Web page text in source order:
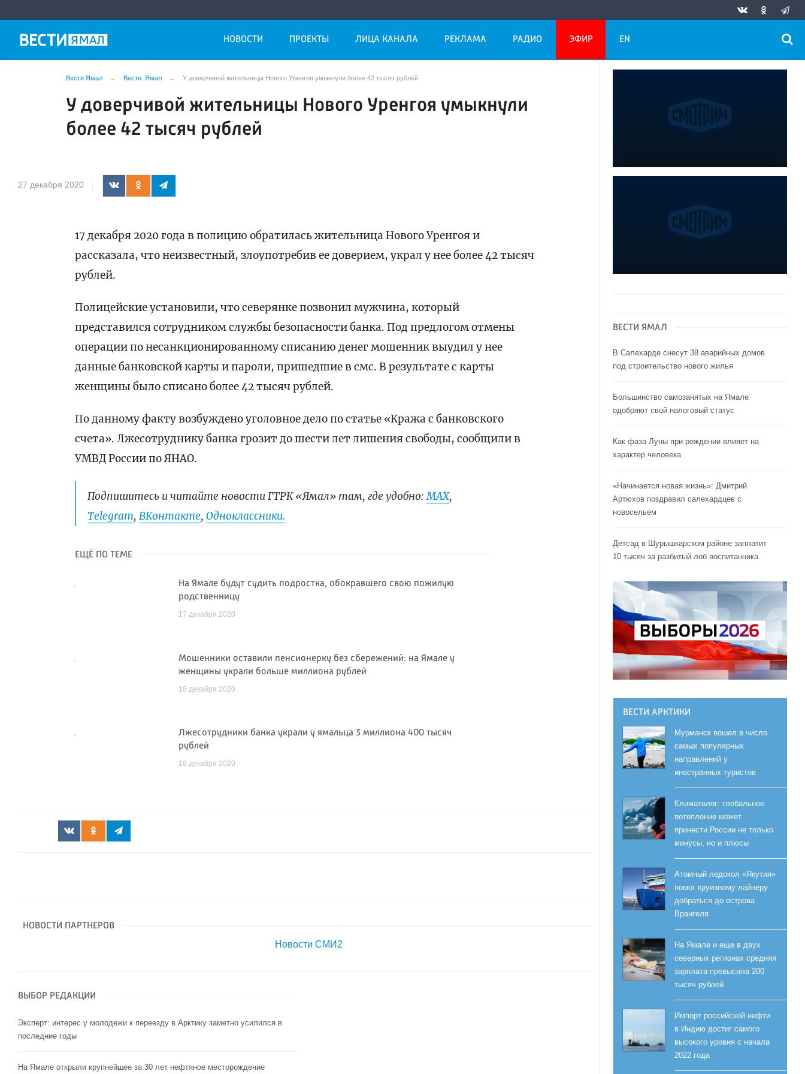
НОВОСТИ ПРОЕКТЫ ЛИЦА КАНАЛА РЕКЛАМА РАДИО ЭФИР EN
Вести Ямал Вести. Ямал У доверчивой жительницы Нового Уренгоя умыкнули более 42 тысяч рублей
У доверчивой жительницы Нового Уренгоя умыкнули
более 42 тысяч рублей
27 декабря 2020
17 декабря 2020 года в полицию обратилась жительница Нового Уренгоя и
рассказала, что неизвестный, злоупотребив ее доверием, украл у нее более 42 тысяч
рублей.
Полицейские установили, что северянке позвонил мужчина, который
представился сотрудником службы безопасности банка. Под предлогом отмены
операции по несанкционированному списанию денег мошенник выудил у нее
данные банковской карты и пароли, пришедшие в смс. В результате с карты
женщины было списано более 42 тысяч рублей.
По данному факту возбуждено уголовное дело по статье «Кража с банковского
счета». Лжесотруднику банка грозит до шести лет лишения свободы, сообщили в
УМВД России по ЯНАО.
Подпишитесь и читайте новости ГТРК «Ямал» там, где удобно:МАХ,
Telegram,ВКонтакте,Одноклассники.
ЕЩЁ ПО ТЕМЕ
На Ямале будут судить подростка, обокравшего свою пожилую
родственницу
17 декабря 2020
Мошенники оставили пенсионерку без сбережений: на Ямале у
женщины украли больше миллиона рублей
18 декабря 2020
Лжесотрудники банка украли у ямальца 3 миллиона 400 тысяч
рублей
18 декабря 2020
НОВОСТИ ПАРТНЕРОВ
Новости СМИ2
ВЫБОР РЕДАКЦИИ
Эксперт: интерес у молодежи к переезду в Арктику заметно усилился в
последние годы
На Ямале открыли крупнейшее за 30 лет нефтяное месторождение
ВЕСТИ ЯМАЛ
В Салехарде снесут 38 аварийных домов
под строительство нового жилья
Большинство самозанятых на Ямале
одобряют свой налоговый статус
Как фаза Луны при рождении влияет на
характер человека
«Начинается новая жизнь»: Дмитрий
Артюхов поздравил салехардцев с
новосельем
Детсад в Шурышкарском районе заплатит
10 тысяч за разбитый лоб воспитанника
ВЕСТИ АРКТИКИ
Мурманск вошел в число
самых популярных
направлений у
иностранных туристов
Климатолог: глобальное
потепление может
принести России не только
минусы, но и плюсы
Атомный ледокол «Якутия»
помог круизному лайнеру
добраться до острова
Врангеля
На Ямале и еще в двух
северных регионах средняя
зарплата превысила 200
тысяч рублей
Импорт российской нефти
в Индию достиг самого
высокого уровня с начала
2022 года